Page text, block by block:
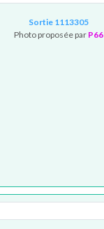
Sortie 1113305
Photo proposée par P66